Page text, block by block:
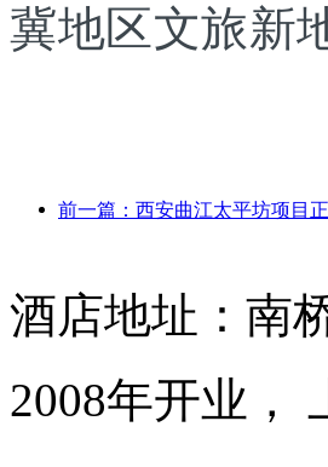
冀地区文旅新
酒店地址：南
2008年开业